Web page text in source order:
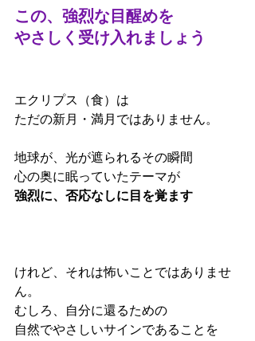
この、 強烈な目醒めを
やさしく受け入れましょう
エクリプス（食）は
ただの新月・満月ではありません。
地球が、光が遮られるその瞬間
心の奥に眠っていたテーマが
強烈に、否応なしに目を覚ます
けれど、それは怖いことではありませ
ん。
むしろ、自分に還るための
自然でやさしいサインであることを